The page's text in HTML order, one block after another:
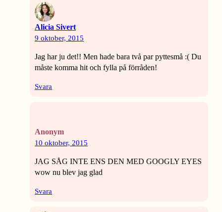
Alicia Sivert
9 oktober, 2015
Jag har ju det!! Men hade bara två par pyttesmå :( Du
måste komma hit och fylla på förråden!
Svara
Anonym
10 oktober, 2015
JAG SÅG INTE ENS DEN MED GOOGLY EYES
wow nu blev jag glad
Svara